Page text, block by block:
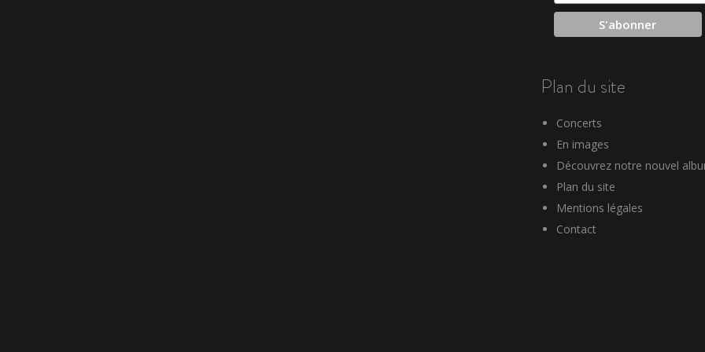
Plan du site
Concerts
En images
Découvrez notre nouvel
Plan du site
Mentions légales
Contact